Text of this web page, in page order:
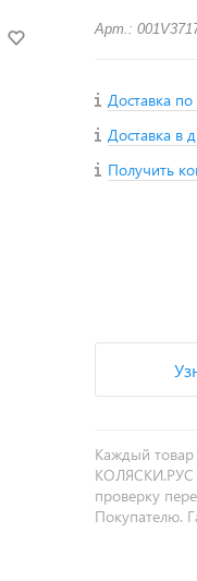
Арт.:
Доставка
Доставка в
Получить
Каждый товар
КОЛЯСКИ.РУС
проверку
Покупателю.